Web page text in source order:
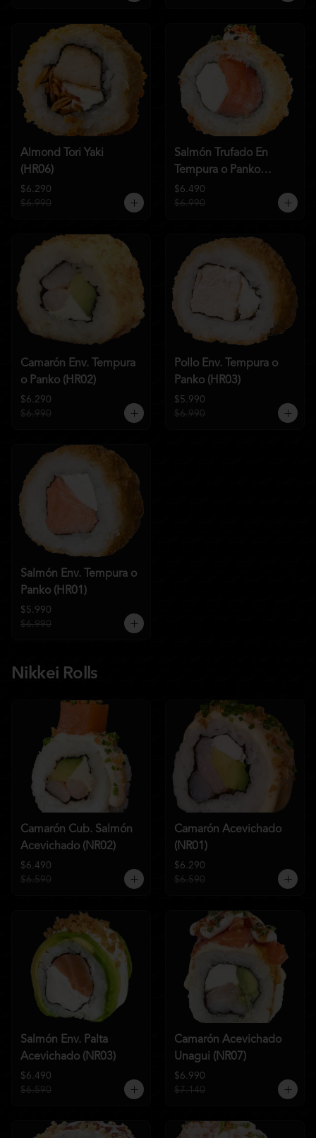
Almond Tori Yaki
(HR06)
$6.290
$6.990
Salmón Trufado En
Tempura o Panko
(HR04)
$6.490
$6.990
Camarón Env. Tempura
o Panko (HR02)
$6.290
$6.990
Pollo Env. Tempura o
Panko (HR03)
$5.990
$6.990
Salmón Env. Tempura o
Panko (HR01)
$5.990
$6.990
Nikkei Rolls
Camarón Cub. Salmón
Acevichado (NR02)
$6.490
$6.590
Camarón Acevichado
(NR01)
$6.290
$6.590
Salmón Env. Palta
Acevichado (NR03)
$6.490
$6.590
Camarón Acevichado
Unagui (NR07)
$6.990
$7.140